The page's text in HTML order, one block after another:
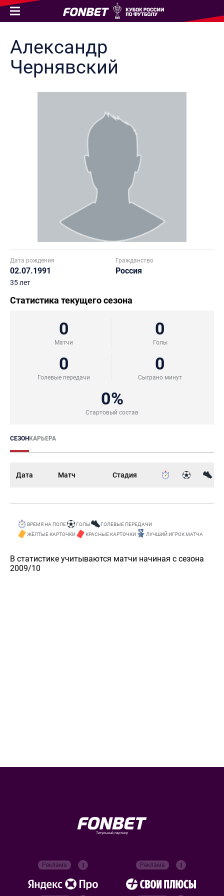
Александр
Чернявский
Дата рождения
02.07.1991
35 лет
Гражданство
Россия
Статистика текущего сезона
0
Матчи
0
Голы
0
Голевые передачи
0
Сыграно минут
0%
Стартовый состав
СЕЗОНКАРЬЕРА
Дата Матч Стадия
ВРЕМЯ НА ПОЛЕ ГОЛЫ
ГОЛЕВЫЕ ПЕРЕДАЧИ
ЖЁЛТЫЕ КАРТОЧКИ
КРАСНЫЕ КАРТОЧКИ ЛУЧШИЙ ИГРОК МАТЧА
В статистике учитываются матчи начиная с сезона
2009/10
Титульный партнер
Реклама Реклама